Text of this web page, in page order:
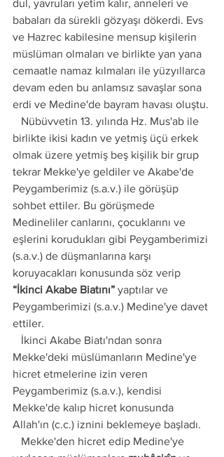
dul, yavruları yetim kalır, anneleri ve
babaları da sürekli gözyaşı dökerdi. Evs
ve Hazrec kabilesine mensup kişilerin
müslüman olmaları ve birlikte yan yana
cemaatle namaz kılmaları ile yüzyıllarca
devam eden bu anlamsız savaşlar sona
erdi ve Medine'de bayram havası oluştu.
birlikte ikisi kadın ve yetmiş üçü erkek
olmak üzere yetmiş beş kişilik bir grup
tekrar Mekke'ye geldiler ve Akabe'de
Peygamberimiz (s.a.v.) ile görüşüp
sohbet ettiler. Bu görüşmede
Medineliler canlarını, çocuklarını ve
eşlerini korudukları gibi Peygamberimizi
(s.a.v.) de düşmanlarına karşı
koruyacakları konusunda söz verip
“İkinci Akabe Biatını” yaptılar ve
Peygamberimizi (s.a.v.) Medine'ye davet
ettiler.
Mekke'deki müslümanların Medine'ye
hicret etmelerine izin veren
Peygamberimiz (s.a.v.), kendisi
Mekke'de kalıp hicret konusunda
Allah'ın (c.c.) iznini beklemeye başladı.